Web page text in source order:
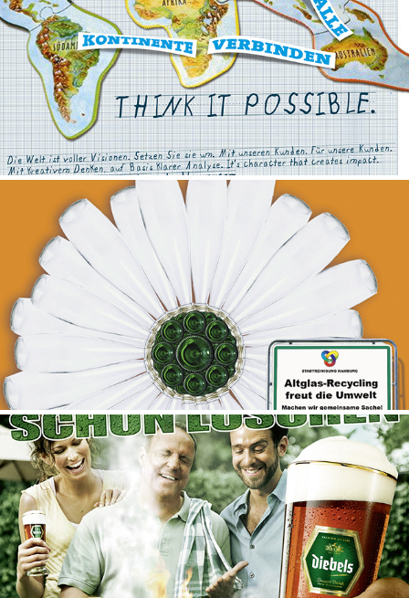
ROLAND BERGER
STADTREINIGUNG HAMBURG
DIEBELS